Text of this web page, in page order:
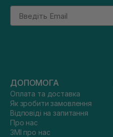
Email
ДОПОМОГА
Оплата та доставка
Як зробити замовлення
Відповіді на запитання
Про нас
ЗМІ про нас